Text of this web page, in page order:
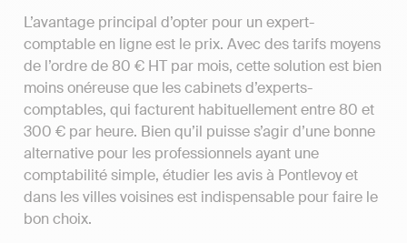
L’avantage principal d’opter pour un expert-
comptable en ligne est le prix. Avec des tarifs moyens
de l’ordre de 80 € HT par mois, cette solution est bien
moins onéreuse que les cabinets d’experts-
comptables, qui facturent habituellement entre 80 et
300 € par heure. Bien qu’il puisse s’agir d’une bonne
alternative pour les professionnels ayant une
comptabilité simple, étudier les avis à Pontlevoy et
dans les villes voisines est indispensable pour faire le
bon choix.